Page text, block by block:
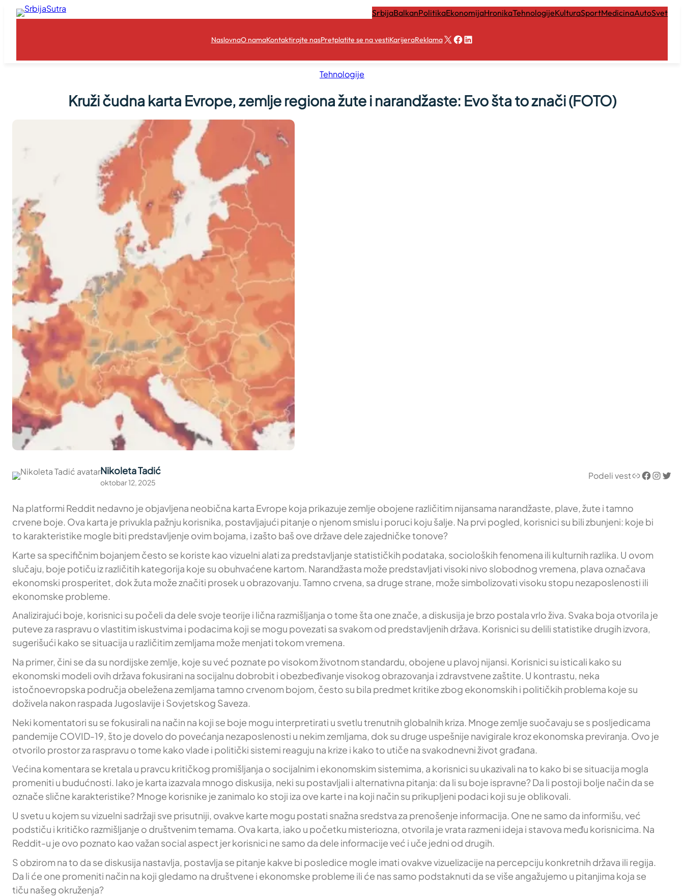
Skoči
SrbijaBalkanPolitikaEkonomijaHronikaTehnologijeKulturaSportMedicinaAutoSvet
NaslovnaO namaKontaktirajte nasPretplatite se na vestiKarijeraReklamaX Facebook
LinkedIn
Tehnologije
Kruži čudna karta Evrope, zemlje regiona žute i narandžaste: Evo šta to znači (FOTO)
Nikoleta Tadić
oktobar 12, 2025
Podeli vestLink Facebook InstagramTwitter
Na platformi Reddit nedavno je objavljena neobična karta Evrope koja prikazuje zemlje obojene različitim nijansama narandžaste, plave, žute i tamno
crvene boje. Ova karta je privukla pažnju korisnika, postavljajući pitanje o njenom smislu i poruci koju šalje. Na prvi pogled, korisnici su bili zbunjeni: koje bi
to karakteristike mogle biti predstavljenje ovim bojama, i zašto baš ove države dele zajedničke tonove?
Karte sa specifičnim bojanjem često se koriste kao vizuelni alati za predstavljanje statističkih podataka, socioloških fenomena ili kulturnih razlika. U ovom
slučaju, boje potiču iz različitih kategorija koje su obuhvaćene kartom. Narandžasta može predstavljati visoki nivo slobodnog vremena, plava označava
ekonomski prosperitet, dok žuta može značiti prosek u obrazovanju. Tamno crvena, sa druge strane, može simbolizovati visoku stopu nezaposlenosti ili
ekonomske probleme.
Analizirajući boje, korisnici su počeli da dele svoje teorije i lična razmišljanja o tome šta one znače, a diskusija je brzo postala vrlo živa. Svaka boja otvorila je
puteve za raspravu o vlastitim iskustvima i podacima koji se mogu povezati sa svakom od predstavljenih država. Korisnici su delili statistike drugih izvora,
sugerišući kako se situacija u različitim zemljama može menjati tokom vremena.
Na primer, čini se da su nordijske zemlje, koje su već poznate po visokom životnom standardu, obojene u plavoj nijansi. Korisnici su isticali kako su
ekonomski modeli ovih država fokusirani na socijalnu dobrobit i obezbeđivanje visokog obrazovanja i zdravstvene zaštite. U kontrastu, neka
istočnoevropska područja obeležena zemljama tamno crvenom bojom, često su bila predmet kritike zbog ekonomskih i političkih problema koje su
doživela nakon raspada Jugoslavije i Sovjetskog Saveza.
Neki komentatori su se fokusirali na način na koji se boje mogu interpretirati u svetlu trenutnih globalnih kriza. Mnoge zemlje suočavaju se s posljedicama
pandemije COVID-19, što je dovelo do povećanja nezaposlenosti u nekim zemljama, dok su druge uspešnije navigirale kroz ekonomska previranja. Ovo je
otvorilo prostor za raspravu o tome kako vlade i politički sistemi reaguju na krize i kako to utiče na svakodnevni život građana.
Većina komentara se kretala u pravcu kritičkog promišljanja o socijalnim i ekonomskim sistemima, a korisnici su ukazivali na to kako bi se situacija mogla
promeniti u budućnosti. Iako je karta izazvala mnogo diskusija, neki su postavljali i alternativna pitanja: da li su boje ispravne? Da li postoji bolje način da se
označe slične karakteristike? Mnoge korisnike je zanimalo ko stoji iza ove karte i na koji način su prikupljeni podaci koji su je oblikovali.
U svetu u kojem su vizuelni sadržaji sve prisutniji, ovakve karte mogu postati snažna sredstva za prenošenje informacija. One ne samo da informišu, već
podstiču i kritičko razmišljanje o društvenim temama. Ova karta, iako u početku misteriozna, otvorila je vrata razmeni ideja i stavova među korisnicima. Na
Reddit-u je ovo poznato kao važan social aspect jer korisnici ne samo da dele informacije već i uče jedni od drugih.
S obzirom na to da se diskusija nastavlja, postavlja se pitanje kakve bi posledice mogle imati ovakve vizuelizacije na percepciju konkretnih država ili regija.
Da li će one promeniti način na koji gledamo na društvene i ekonomske probleme ili će nas samo podstaknuti da se više angažujemo u pitanjima koja se
tiču našeg okruženja?